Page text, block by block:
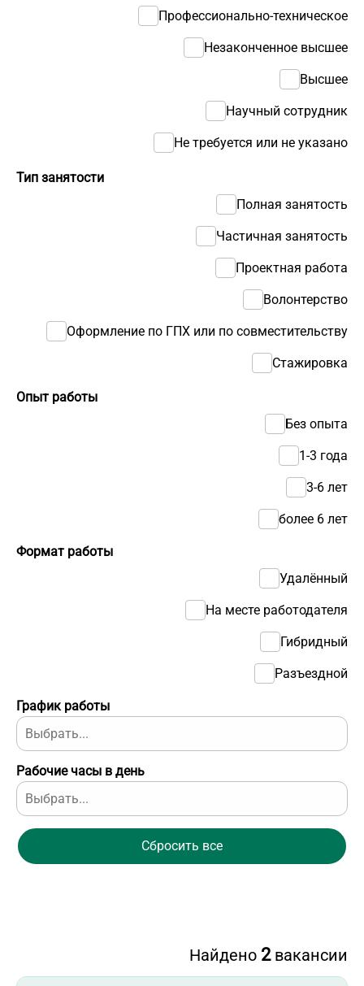
Тип занятости
Полная занятость
Частичная занятость
Проектная работа
Волонтерство
Оформление по ГПХ или по совместительству
Стажировка
Профессионально-техническое
Незаконченное высшее
Высшее
Научный сотрудник
Не требуется или не указано
Опыт работы
Без опыта
1-3 года
3-6 лет
более 6 лет
График работы
Рабочие часы в день
Формат работы
Удалённый
На месте работодателя
Гибридный
Разъездной
Сбросить все
Найдено 2вакансии